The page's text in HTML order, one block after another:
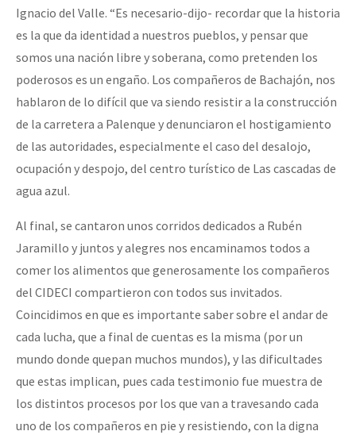
Ignacio del Valle. “Es necesario-dijo- recordar que la historia
es la que da identidad a nuestros pueblos, y pensar que
somos una nación libre y soberana, como pretenden los
poderosos es un engaño. Los compañeros de Bachajón, nos
hablaron de lo difícil que va siendo resistir a la construcción
de la carretera a Palenque y denunciaron el hostigamiento
de las autoridades, especialmente el caso del desalojo,
ocupación y despojo, del centro turístico de Las cascadas de
agua azul.
Al final, se cantaron unos corridos dedicados a Rubén
Jaramillo y juntos y alegres nos encaminamos todos a
comer los alimentos que generosamente los compañeros
del CIDECI compartieron con todos sus invitados.
Coincidimos en que es importante saber sobre el andar de
cada lucha, que a final de cuentas es la misma (por un
mundo donde quepan muchos mundos), y las dificultades
que estas implican, pues cada testimonio fue muestra de
los distintos procesos por los que van a travesando cada
uno de los compañeros en pie y resistiendo, con la digna